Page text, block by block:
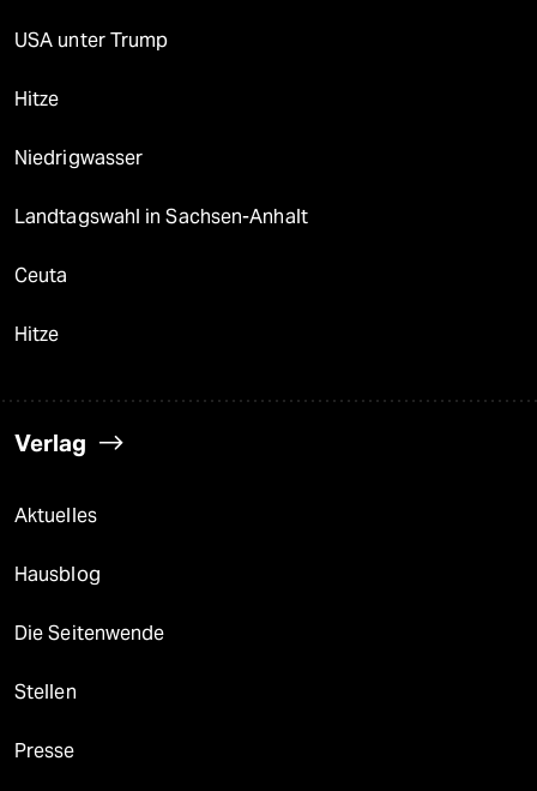
USA unter Trump
Hitze
Niedrigwasser
Landtagswahl in Sachsen-Anhalt
Ceuta
Hitze
Verlag
Aktuelles
Hausblog
Die Seitenwende
Stellen
Presse